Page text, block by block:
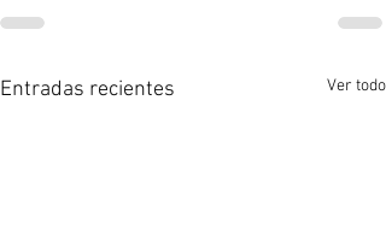
Entradas recientes Ver todo